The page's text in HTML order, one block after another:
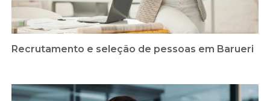
Recrutamento e seleção de pessoas em Barueri